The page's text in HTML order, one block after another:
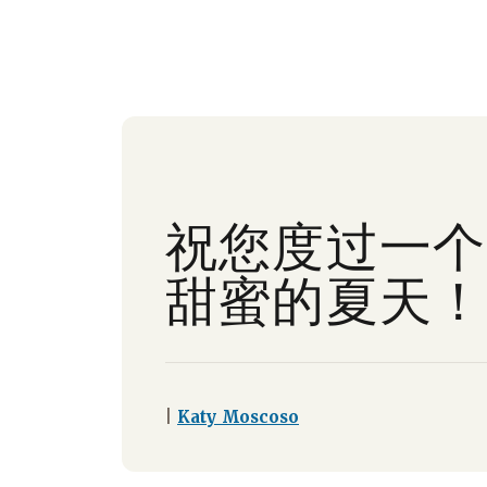
祝您度过一个
甜蜜的夏天！
Katy Moscoso